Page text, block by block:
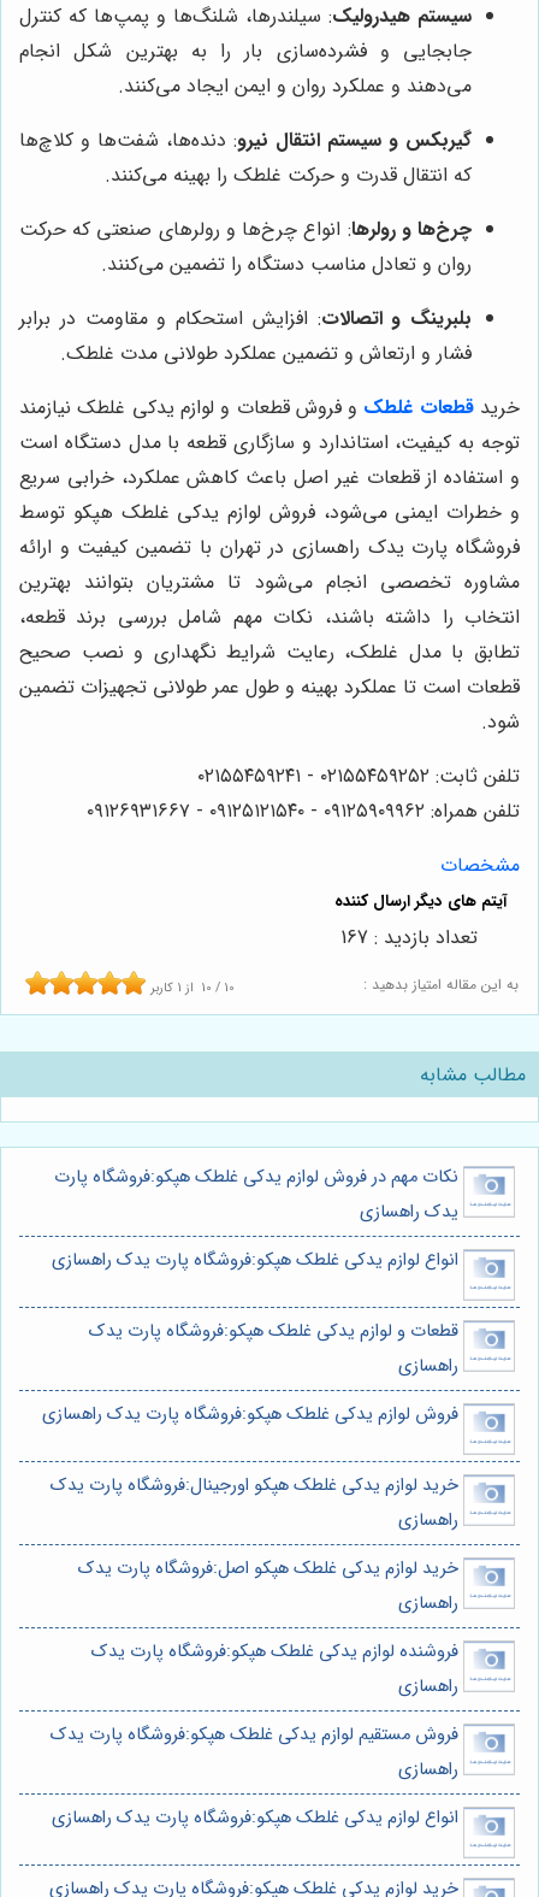
سیستم هیدرولیک: سیلندرها، شلنگ‌ها و پمپ‌ها که کنترل
جابجایی و فشرده‌سازی بار را به بهترین شکل انجام
می‌دهند و عملکرد روان و ایمن ایجاد می‌کنند.
گیربکس و سیستم انتقال نیرو: دنده‌ها، شفت‌ها و کلاچ‌ها
که انتقال قدرت و حرکت غلطک را بهینه می‌کنند.
چرخ‌ها و رولرها: انواع چرخ‌ها و رولرهای صنعتی که حرکت
روان و تعادل مناسب دستگاه را تضمین می‌کنند.
بلبرینگ و اتصالات: افزایش استحکام و مقاومت در برابر
فشار و ارتعاش و تضمین عملکرد طولانی مدت غلطک.
خرید قطعات غلطک و فروش قطعات و لوازم یدکی غلطک نیازمند
توجه به کیفیت، استاندارد و سازگاری قطعه با مدل دستگاه است
و استفاده از قطعات غیر اصل باعث کاهش عملکرد، خرابی سریع
و خطرات ایمنی می‌شود، فروش لوازم یدکی غلطک هپکو توسط
فروشگاه پارت یدک راهسازی در تهران با تضمین کیفیت و ارائه
مشاوره تخصصی انجام می‌شود تا مشتریان بتوانند بهترین
انتخاب را داشته باشند، نکات مهم شامل بررسی برند قطعه،
تطابق با مدل غلطک، رعایت شرایط نگهداری و نصب صحیح
قطعات است تا عملکرد بهینه و طول عمر طولانی تجهیزات تضمین
شود.
تلفن ثابت: ۰۲۱۵۵۴۵۹۲۵۲ - ۰۲۱۵۵۴۵۹۲۴۱
تلفن همراه: ۰۹۱۲۵۹۰۹۹۶۲ - ۰۹۱۲۵۱۲۱۵۴۰‌‌‌ - ۰۹۱۲۶۹۳۱۶۶۷
مشخصات
به این مقاله امتیاز بدهید : 10 / 10 از 1 کاربر
تعداد بازدید : 167
مطالب مشابه
نکات مهم در فروش لوازم یدکی غلطک هپکو:فروشگاه پارت
یدک راهسازی
انواع لوازم یدکی غلطک هپکو:فروشگاه پارت یدک راهسازی
قطعات و لوازم یدکی غلطک هپکو:فروشگاه پارت یدک
راهسازی
فروش لوازم یدکی غلطک هپکو:فروشگاه پارت یدک راهسازی
خرید لوازم یدکی غلطک هپکو اورجینال:فروشگاه پارت یدک
راهسازی
خرید لوازم یدکی غلطک هپکو اصل:فروشگاه پارت یدک
راهسازی
فروشنده لوازم یدکی غلطک هپکو:فروشگاه پارت یدک
راهسازی
فروش مستقیم لوازم یدکی غلطک هپکو:فروشگاه پارت یدک
راهسازی
انواع لوازم یدکی غلطک هپکو:فروشگاه پارت یدک راهسازی
خرید لوازم یدکی غلطک هپکو:فروشگاه پارت یدک راهسازی